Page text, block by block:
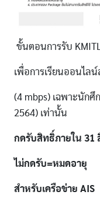
ขั้นตอนการรับ
เพื่อการเรียนออนไล
(4 mbps) เฉพาะนัก
2564) เท่านั้น
กดรับสิทธิ์ภายใน 31
ไม่กดรับ=หมดอายุ
สำหรับเครือข่าย AIS